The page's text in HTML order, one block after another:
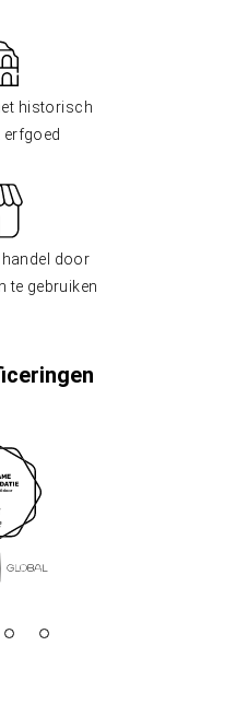
historisch
erfgoed
handel door
te gebruiken